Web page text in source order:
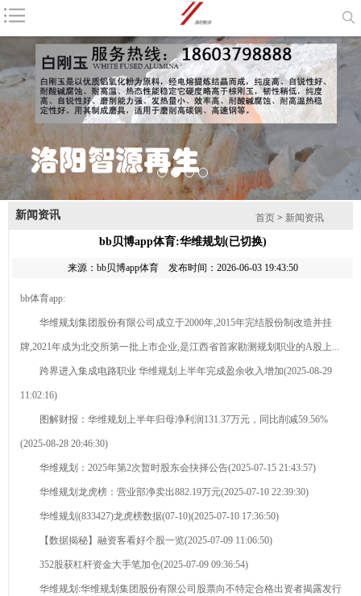
咨询电话：
18603798888
首页公司简介产品中心新闻资讯耐火材料磨料联系我们网站地图
1 2 3 4
产品列表
钻石最新资
讯-快科技--科技
改动未来
2026年8月
金刚砂厂家推荐
指南：除锈金刚
产业链上的
山东好品牌丨藏
钻石最新资
讯-快科技--科技
改动未来
2026年8月
金刚砂厂家推荐
指南：除锈金刚
砂喷砂黑磨料公
司优选！
产业链上的
山东好品牌丨藏
在玻璃中
的“黑”科技
棕刚玉的主
要成分有什么
新闻资讯 首页> 新闻资讯
bb贝博app体育:华维规划(已切换)
来源： bb贝博app体育发布时间：2026-06-03 19:43:50
bb体育app:
华维规划集团股份有限公司成立于2000年,2015年完结股份制改造并挂
牌,2021年成为北交所第一批上市企业,是江西省首家勘测规划职业的A股上...
跨界进入集成电路职业 华维规划上半年完成盈余收入增加(2025-08-29
11:02:16)
图解财报：华维规划上半年归母净利润131.37万元，同比削减59.56%
(2025-08-28 20:46:30)
华维规划：2025年第2次暂时股东会抉择公告(2025-07-15 21:43:57)
华维规划龙虎榜：营业部净卖出882.19万元(2025-07-10 22:39:30)
华维规划(833427)龙虎榜数据(07-10)(2025-07-10 17:36:50)
【数据揭秘】融资客看好个股一览(2025-07-09 11:06:50)
352股获杠杆资金大手笔加仓(2025-07-09 09:36:54)
华维规划:华维规划集团股份有限公司股票向不特定合格出资者揭露发行